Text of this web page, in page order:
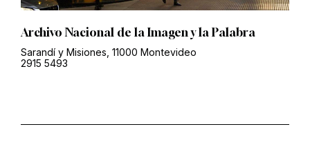
Archivo Nacional de la Imagen y la Palabra
Sarandí y Misiones, 11000 Montevideo
2915 5493